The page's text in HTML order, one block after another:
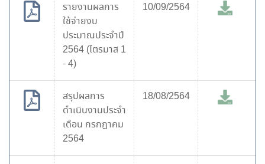
รายงานผลการ
ใช้จ่ายงบ
ประมาณประจำปี
2564 (ไตรมาส 1
- 4)
10/09/2564
สรุปผลการ
ดำเนินงานประจำ
เดือน กรกฎาคม
2564
18/08/2564